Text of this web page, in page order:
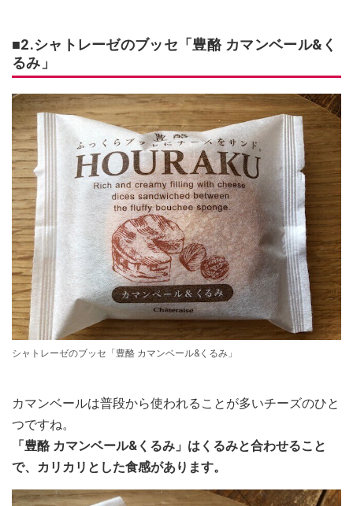
■2.シャトレーゼのブッセ「豊酪 カマンベール&く
るみ」
シャトレーゼのブッセ「豊酪 カマンベール&くるみ」
カマンベールは普段から使われることが多いチーズのひと
つですね。
「豊酪 カマンベール&くるみ」はくるみと合わせること
で、カリカリとした食感があります。